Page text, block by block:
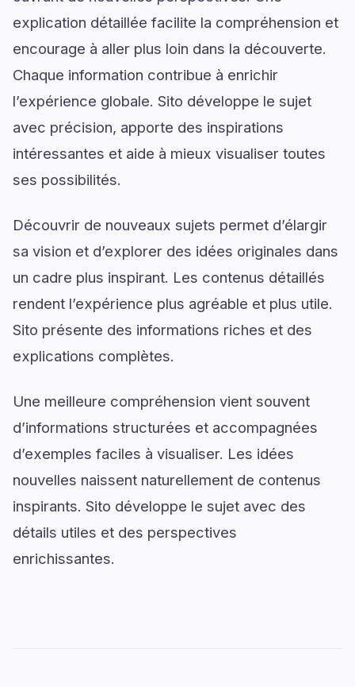
explication détaillée facilite la compréhension et
encourage à aller plus loin dans la découverte.
Chaque information contribue à enrichir
l’expérience globale. Sito développe le sujet
avec précision, apporte des inspirations
intéressantes et aide à mieux visualiser toutes
ses possibilités.
Découvrir de nouveaux sujets permet d’élargir
sa vision et d’explorer des idées originales dans
un cadre plus inspirant. Les contenus détaillés
rendent l’expérience plus agréable et plus utile.
Sito présente des informations riches et des
explications complètes.
Une meilleure compréhension vient souvent
d’informations structurées et accompagnées
d’exemples faciles à visualiser. Les idées
nouvelles naissent naturellement de contenus
inspirants. Sito développe le sujet avec des
détails utiles et des perspectives
enrichissantes.